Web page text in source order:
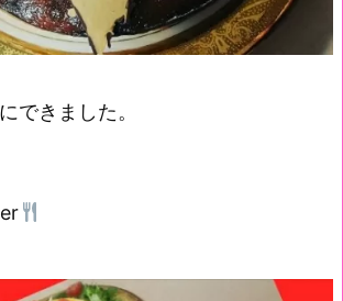
できました。